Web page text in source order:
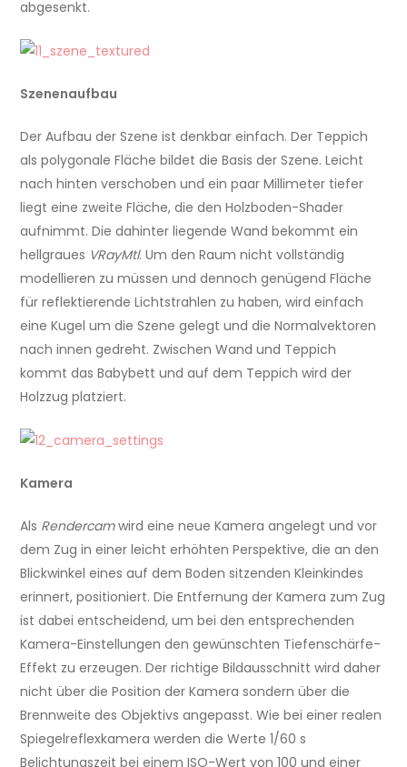
abgesenkt.
Szenenaufbau
Der Aufbau der Szene ist denkbar einfach. Der Teppich
als polygonale Fläche bildet die Basis der Szene. Leicht
nach hinten verschoben und ein paar Millimeter tiefer
liegt eine zweite Fläche, die den Holzboden-Shader
aufnimmt. Die dahinter liegende Wand bekommt ein
hellgraues VRayMtl. Um den Raum nicht vollständig
modellieren zu müssen und dennoch genügend Fläche
für reflektierende Lichtstrahlen zu haben, wird einfach
eine Kugel um die Szene gelegt und die Normalvektoren
nach innen gedreht. Zwischen Wand und Teppich
kommt das Babybett und auf dem Teppich wird der
Holzzug platziert.
Kamera
Als Rendercamwird eine neue Kamera angelegt und vor
dem Zug in einer leicht erhöhten Perspektive, die an den
Blickwinkel eines auf dem Boden sitzenden Kleinkindes
erinnert, positioniert. Die Entfernung der Kamera zum Zug
ist dabei entscheidend, um bei den entsprechenden
Kamera-Einstellungen den gewünschten Tiefenschärfe-
Effekt zu erzeugen. Der richtige Bildausschnitt wird daher
nicht über die Position der Kamera sondern über die
Brennweite des Objektivs angepasst. Wie bei einer realen
Spiegelreflexkamera werden die Werte 1/60 s
Belichtungszeit bei einem ISO-Wert von 100 und einer